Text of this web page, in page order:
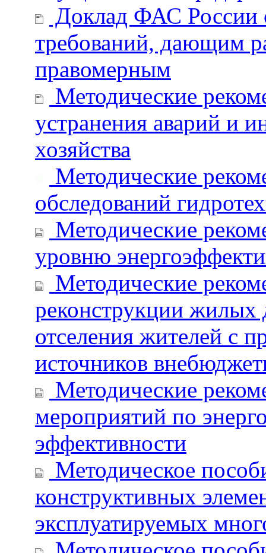
Доклад ФАС России
требований, дающим
правомерным
Методические
устранения аварий и
хозяйства
Методические
обследований
Методические
уровню
Методические
реконструкции жилых
отселения жителей с
источников
Методические
мероприятий по
эффективности
Методическое
конструктивных
эксплуатируемых